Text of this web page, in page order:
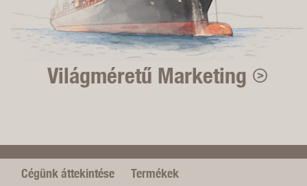
Világméretű Marketing
Cégünk áttekintése
Termékek